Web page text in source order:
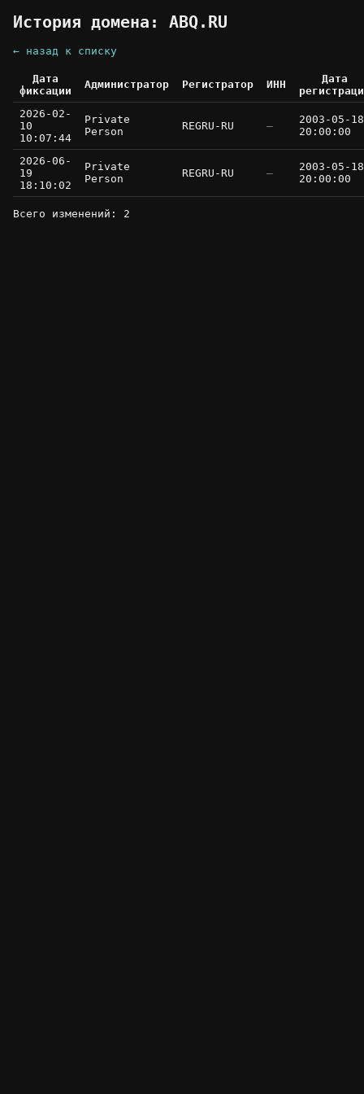
История домена: ABQ.RU
← назад к списку
Дата
фиксации
Администратор Регистратор ИНН
Дата
2026-02-
10
10:07:44
Private
Person
REGRU-RU —
2003-05-18
20:00:00
2026-06-
19
18:10:02
Private
Person
REGRU-RU —
2003-05-18
20:00:00
Всего изменений: 2